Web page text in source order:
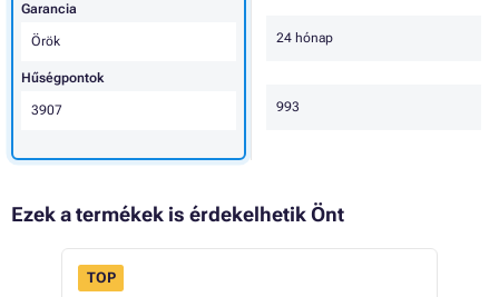
24 hónap
993
Garancia
Örök
Hűségpontok
3907
Ezek a termékek is érdekelhetik Önt
TOP